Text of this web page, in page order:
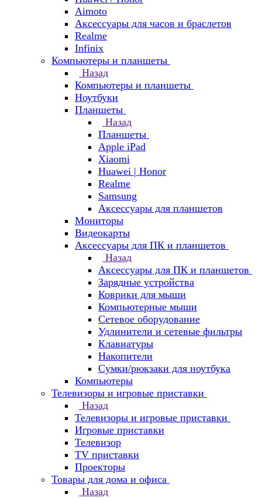
Aimoto
Аксессуары для часов и браслетов
Realme
Infinix
Компьютеры и планшеты
Назад
Компьютеры и планшеты
Ноутбуки
Планшеты
Назад
Планшеты
Apple iPad
Xiaomi
Huawei | Honor
Realme
Samsung
Аксессуары для планшетов
Мониторы
Видеокарты
Аксессуары для ПК и планшетов
Назад
Аксессуары для ПК и планшетов
Зарядные устройства
Коврики для мыши
Компьютерные мыши
Сетевое оборудование
Удлинители и сетевые фильтры
Клавиатуры
Накопители
Сумки/рюкзаки для ноутбука
Компьютеры
Телевизоры и игровые приставки
Назад
Телевизоры и игровые приставки
Игровые приставки
Телевизор
TV приставки
Проекторы
Товары для дома и офиса
Назад